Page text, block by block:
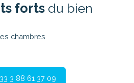
fortsdu bien
chambres
3 88 61 37 09